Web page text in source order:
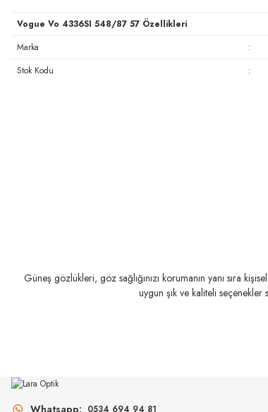
Vogue Vo 4336SI 548/87 57 Özellikleri
Marka
:
Stok Kodu
:
Güneş gözlükleri, göz sağlığınızı korumanın yanı sıra
uygun şık ve kaliteli
0534 694 94 81